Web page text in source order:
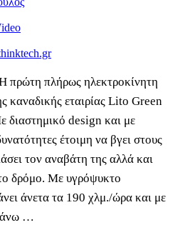
πρώτη πλήρως ηλεκτροκίνητη
καναδικής εταιρίας Lito Green
διαστημικό design και με
έτοιμη να βγει στους
τον αναβάτη της αλλά και
δρόμο. Με υγρόψυκτο
άνετα τα 190 χλμ./ώρα και με
…